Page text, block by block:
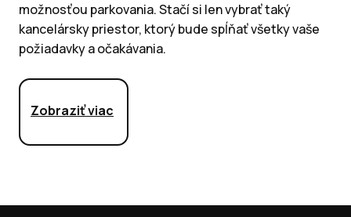
možnosťou parkovania. Stačí si len vybrať taký
kancelársky priestor, ktorý bude spĺňať všetky vaše
požiadavky a očakávania.
Zobraziť viac